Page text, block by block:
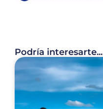
Podría interesarte...